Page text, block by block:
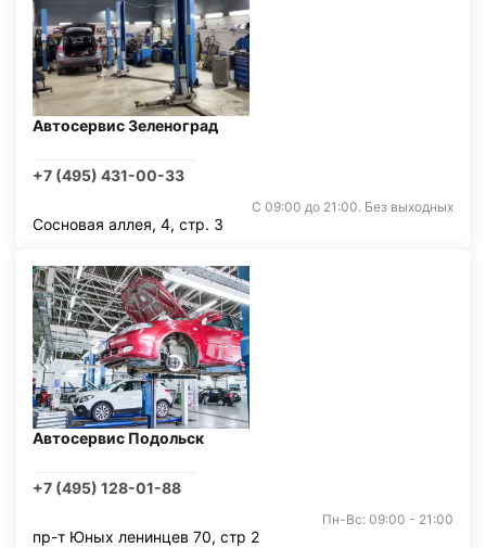
Автосервис Зеленоград
+7 (495) 431-00-33
С 09:00 до 21:00. Без выходных
Сосновая аллея, 4, стр. 3
Автосервис Подольск
+7 (495) 128-01-88
Пн-Вс: 09:00 - 21:00
пр-т Юных ленинцев 70, стр 2